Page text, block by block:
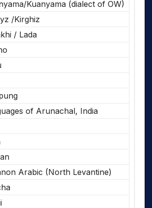
Kuanyama (dialect of OW)
/Kirghiz
/ Lada
of Arunachal, India
Arabic (North Levantine)